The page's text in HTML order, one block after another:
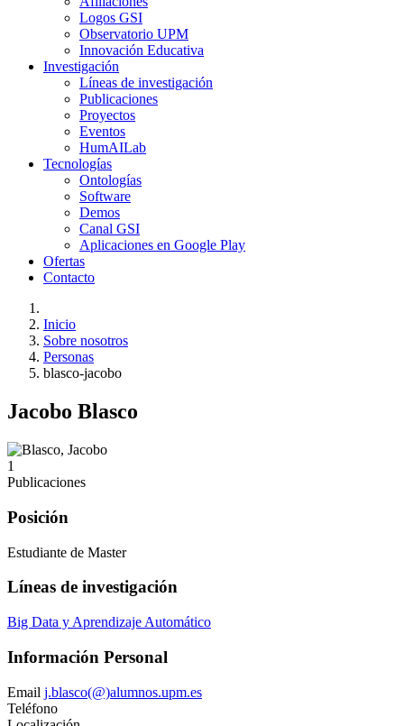
Logos GSI
Observatorio UPM
Innovación Educativa
Investigación
Líneas de investigación
Publicaciones
Proyectos
Eventos
HumAILab
Tecnologías
Ontologías
Software
Demos
Canal GSI
Aplicaciones en Google Play
Ofertas
Contacto
Inicio
Sobre nosotros
Personas
blasco-jacobo
Jacobo Blasco
1
Publicaciones
Posición
Estudiante de Master
Líneas de investigación
Big Data y Aprendizaje Automático
Información Personal
Email j.blasco(@)alumnos.upm.es
Teléfono